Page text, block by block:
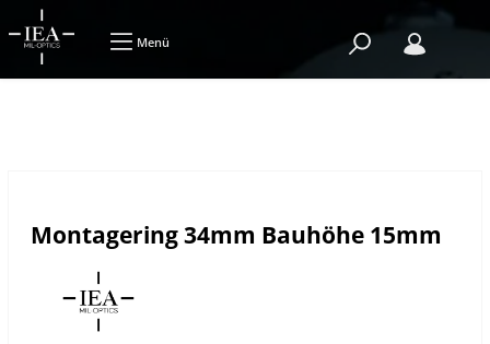
Menü
Montagering 34mm Bauhöhe 15mm